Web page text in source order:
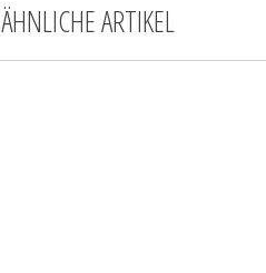
ÄHNLICHE ARTIKEL